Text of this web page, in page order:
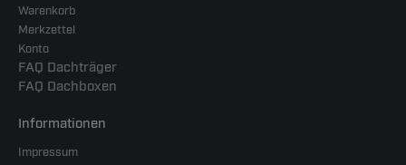
Warenkorb
Merkzettel
Konto
FAQ Dachträger
FAQ Dachboxen
Informationen
Impressum